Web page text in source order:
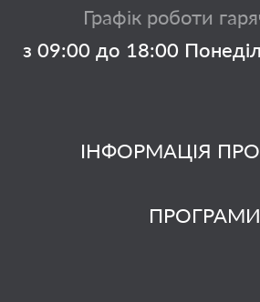
ІНФОРМАЦІЯ
ПРОГРАМИ
Графік роботи
з 09:00 до 18:00